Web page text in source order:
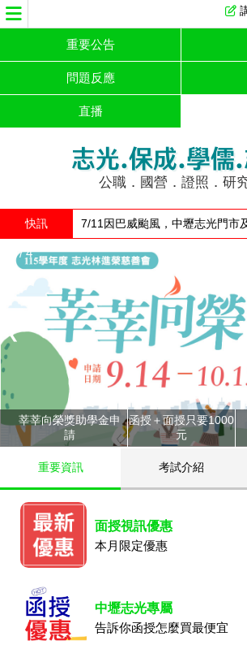
重要公告
問題反應
直播
志光.保成.學儒
公職．國營．證照．研
快訊 7/11因巴威颱風，中壢志光門市
放
1 / 4
❮
莘莘向榮獎助學金申
請
函授＋面授只要1000
元
重要資訊 考試介紹
面授視訊優惠
本月限定優惠
中壢志光專屬
告訴你函授怎麼買最便宜